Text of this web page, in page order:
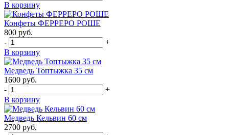
В корзину
Конфеты ФЕРРЕРО РОШЕ
800 руб.
-
+
В корзину
Медведь Топтыжка 35 см
1600 руб.
-
+
В корзину
Медведь Кельвин 60 см
2700 руб.